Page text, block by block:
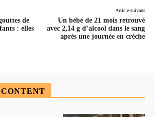
de
: elles
Article suivant
Un bébé de 21 mois retrouvé
avec 2,14 g d’alcool dans le sang
après une journée en crèche